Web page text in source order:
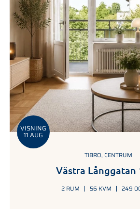
TIBRO, CENTRUM
Västra Långgatan
2 RUM 56 KVM 249
VISNING
11 AUG